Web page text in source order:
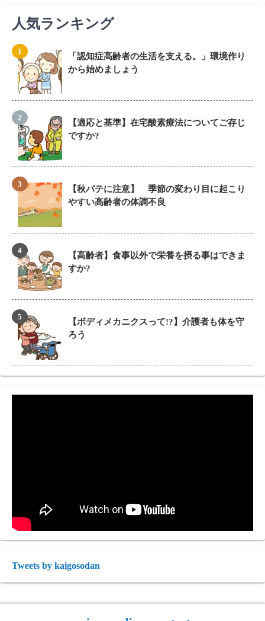
人気ランキング
「認知症高齢者の生活を支える。」環境作り
から始めましょう
【適応と基準】在宅酸素療法についてご存じ
ですか?
【秋バテに注意】 季節の変わり目に起こり
やすい高齢者の体調不良
【高齢者】食事以外で栄養を摂る事はできま
すか?
【ボディメカニクスって!?】介護者も体を守
ろう
Tweets by kaigosodan